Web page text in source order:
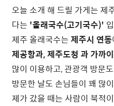
오늘 소개 해 드릴 가게는 제
다는 '올래국수(고기국수)'
제주 올래국수는제주시 연동
제공항과, 제주도청 과 가까이
많이 이용하고, 관광객 방문
방문한 날도 손님들이 꽤 많
제가 갔을 때는 사람이 북적